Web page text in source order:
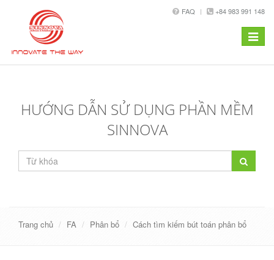
FAQ +84 983 991 148
Toggle
HƯỚNG DẪN SỬ DỤNG PHẦN MỀM
SINNOVA
Trang chủ FA Phân bổ Cách tìm kiếm bút toán phân bổ